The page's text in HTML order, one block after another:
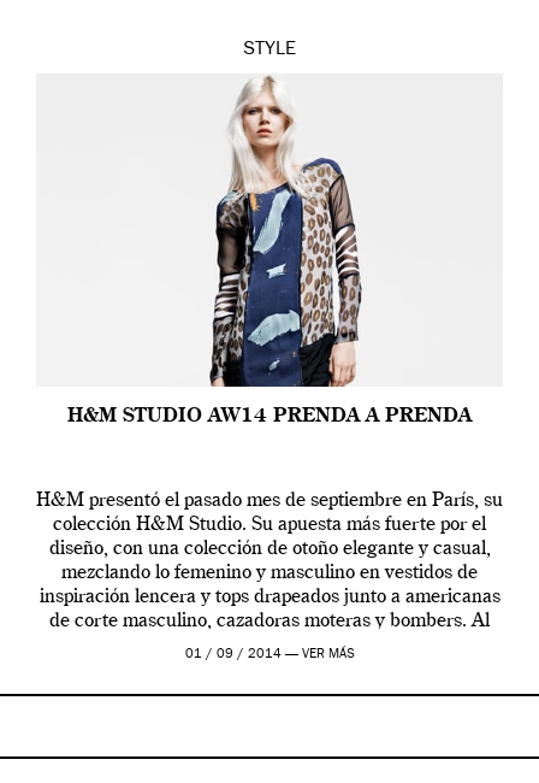
STYLE
H&M STUDIO AW14 PRENDA A PRENDA
H&M presentó el pasado mes de septiembre en París, su
colección H&M Studio. Su apuesta más fuerte por el
diseño, con una colección de otoño elegante y casual,
mezclando lo femenino y masculino en vestidos de
inspiración lencera y tops drapeados junto a americanas
de corte masculino, cazadoras moteras y bombers. Al
frente de la […]
01 / 09 / 2014 — VER MÁS